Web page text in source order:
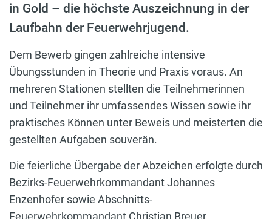
in Gold – die höchste Auszeichnung in der
Laufbahn der Feuerwehrjugend.
Dem Bewerb gingen zahlreiche intensive
Übungsstunden in Theorie und Praxis voraus. An
mehreren Stationen stellten die Teilnehmerinnen
und Teilnehmer ihr umfassendes Wissen sowie ihr
praktisches Können unter Beweis und meisterten die
gestellten Aufgaben souverän.
Die feierliche Übergabe der Abzeichen erfolgte durch
Bezirks-Feuerwehrkommandant Johannes
Enzenhofer sowie Abschnitts-
Feuerwehrkommandant Christian Breuer.